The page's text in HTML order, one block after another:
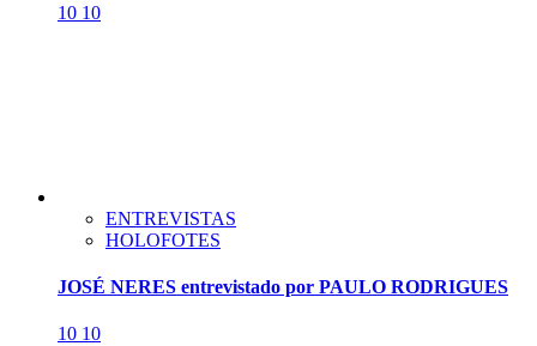
10 10
ENTREVISTAS
HOLOFOTES
JOSÉ NERES entrevistado por PAULO RODRIGUES
10 10